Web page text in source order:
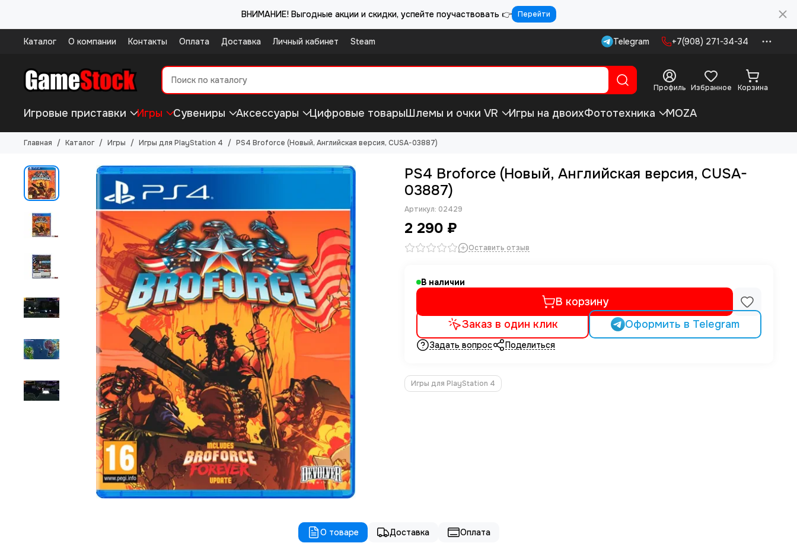
ВНИМАНИЕ! Выгодные акции и скидки, успейте поучаствовать 👉 Перейти
Каталог О компании Контакты Оплата Доставка Личный кабинет Steam Telegram +7(908) 271-34-34
Профиль Избранное Корзина
Игровые приставки Игры Сувениры Аксессуары Цифровые товарыШлемы и очки VR Игры на двоихФототехника MOZA
Главная Каталог Игры Игры для PlayStation 4 PS4 Broforce (Новый, Английская версия, CUSA-03887)
PS4 Broforce (Новый, Английская версия, CUSA-
03887)
Артикул: 02429
2 290 ₽
Оставить отзыв
В наличии
В корзину
Заказ в один клик
Оформить в Telegram
Задать вопрос Поделиться
Игры для PlayStation 4
О товаре Доставка Оплата